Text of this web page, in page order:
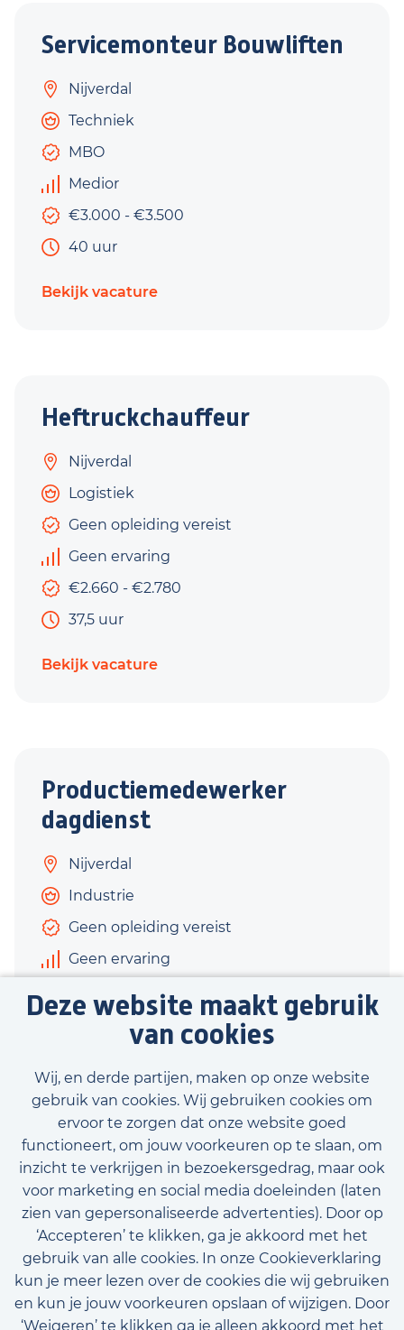
Deze website maakt gebruik
van cookies
Wij, en derde partijen, maken op onze website
gebruik van cookies. Wij gebruiken cookies om
ervoor te zorgen dat onze website goed
functioneert, om jouw voorkeuren op te slaan, om
inzicht te verkrijgen in bezoekersgedrag, maar ook
voor marketing en social media doeleinden (laten
zien van gepersonaliseerde advertenties). Door op
‘Accepteren’ te klikken, ga je akkoord met het
gebruik van alle cookies. In onze Cookieverklaring
kun je meer lezen over de cookies die wij gebruiken
en kun je jouw voorkeuren opslaan of wijzigen. Door
‘Weigeren’ te klikken ga je alleen akkoord met het
Servicemonteur Bouwliften
Nijverdal
Techniek
MBO
Medior
€3.000 - €3.500
40 uur
Bekijk vacature
Heftruckchauffeur
Nijverdal
Logistiek
Geen opleiding vereist
Geen ervaring
€2.660 - €2.780
37,5 uur
Bekijk vacature
Productiemedewerker
dagdienst
Nijverdal
Industrie
Geen opleiding vereist
Geen ervaring
€2.500 - €2.870
Bekijk vacature
Bekijk onze beschikbare vacatures